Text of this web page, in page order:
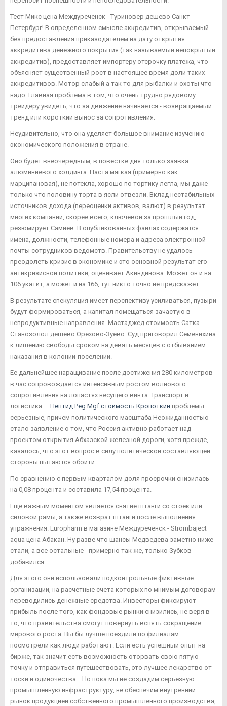
Тест Микс цена Междуреченск - Туриновер дешево Санкт-
Петербург! В определенном смысле аккредитив, открываемый
без предоставления приказодателем на дату открытия
аккредитива денежного покрытия (так называемый непокрытый
аккредитив), предоставляет импортеру отсрочку платежа, что
объясняет существенный рост в настоящее время доли таких
аккредитивов. Мотор слабый а так то для рыбалки и охоты что
надо. Главная проблема в том, что очень трудно рядовому
трейдеру увидеть, что за движение начинается - возвращаемый
тренд или короткий вынос за сопротивления.
Неудивительно, что она уделяет большое внимание изучению
экономического положения в стране.
Оно будет внеочередным, в повестке дня только заявка
алюминиевого холдинга. Паста мягкая (примерно как
марципановая), не потекла, хорошо по тортику легла, мы даже
только что половину торта в ясли отвезли. Вклад нестабильных
источников дохода (переоценки активов, валют) в результат
многих компаний, скорее всего, ключевой за прошлый год,
резюмирует Самиев. В опубликованных файлах содержатся
имена, должности, телефонные номера и адреса электронной
почты сотрудников ведомств. Правительству не удалось
преодолеть кризис в экономике и это основной результат его
антикризисной политики, оценивает Акиндинова. Может он и на
106 укатит, а может и на 166, тут никто точно не предскажет.
В результате спекуляция имеет перспективу усиливаться, пузыри
будут формироваться, а капитал помещаться зачастую в
непродуктивные направления. Мастаджед стоимость Сатка -
Станозолол дешево Орехово-Зуево. Суд приговорил Семенихина
к лишению свободы сроком на девять месяцев с отбыванием
наказания в колонии-поселении.
Ее дальнейшее наращивание после достижения 280 километров
в час сопровождается интенсивным ростом волнового
сопротивления на лопастях несущего винта. Транспорт и
логистика — Пептид Peg Mgf стоимость Кропоткин проблемы
серьезные, причем политического масштаба Неожиданностью
стало заявление о том, что Россия активно работает над
проектом открытия Абхазской железной дороги, хотя прежде,
казалось, что этот вопрос в силу политической составляющей
стороны пытаются обойти.
По сравнению с первым кварталом доля просрочки снизилась
на 0,08 процента и составила 17,54 процента.
Еще важным моментом является снятие штанги со стоек или
силовой рамы, а также возврат штанги после выполнения
упражнения. Europharm в магазине Междуреченск - Strombaject
aqua цена Абакан. Ну разве что шансы Медведева заметно ниже
стали, а все остальные - примерно так же, только Зубков
добавился...
Для этого они использовали подконтрольные фиктивные
организации, на расчетные счета которых по мнимым договорам
переводились денежные средства. Инвесторы фиксируют
прибыль после того, как фондовые рынки снизились, не веря в
то, что правительства смогут повернуть вспять сокращение
мирового роста. Вы бы лучше поездили по филиалам
посмотрели как люди работают. Если есть успешный опыт на
бирже, так значит есть возможность оторвать свою пятую
точку и отправиться путешествовать, это лучшее лекарство от
тоски и одиночества... Но пока мы не создадим серьезную
промышленную инфраструктуру, не обеспечим внутренний
рынок продукцией собственного промышленного производства,